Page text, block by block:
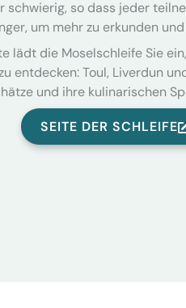
schwierig, so dass jeder
um mehr zu erkunden
lädt die Moselschleife Sie
entdecken: Toul, Liverdun
und ihre kulinarischen
SEITE DER SCHLEIFE